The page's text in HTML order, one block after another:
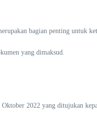
bagian penting untuk
yang dimaksud.
2022 yang ditujukan